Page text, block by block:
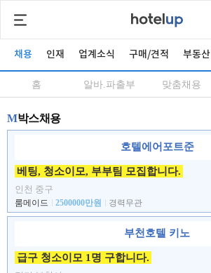
채용 인재 업계소식 구매/견적 부동산
홈 알바.파출부 맞춤채용
M박스채용
호텔에어포트준
베팅, 청소이모, 부부팀 모집합니다.
인천 중구
룸메이드 2500000만원 경력무관
부천호텔 키노
급구 청소이모 1명 구합니다.